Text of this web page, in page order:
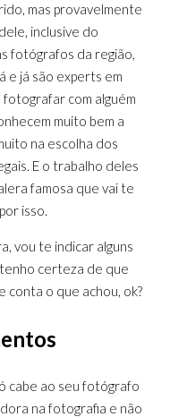
mas provavelmente
inclusive do
fotógrafos da região,
e já são experts em
fotografar com alguém
muito bem a
na escolha dos
E o trabalho deles
famosa que vai te
isso.
vou te indicar alguns
certeza de que
conta o que achou, ok?
cabe ao seu fotógrafo
na fotografia e não